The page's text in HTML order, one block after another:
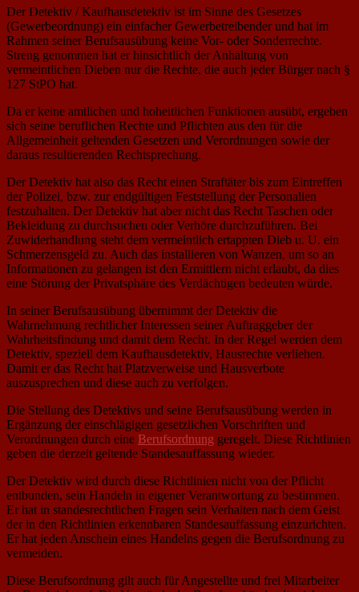
Der Detektiv / Kaufhausdetektiv ist im Sinne des Gesetzes
(Gewerbeordnung) ein einfacher Gewerbetreibender und hat im
Rahmen seiner Berufsausübung keine Vor- oder Sonderrechte.
Streng genommen hat er hinsichtlich der Anhaltung von
vermeintlichen Dieben nur die Rechte, die auch jeder Bürger nach §
127 StPO hat.
Da er keine amtlichen und hoheitlichen Funktionen ausübt, ergeben
sich seine beruflichen Rechte und Pflichten aus den für die
Allgemeinheit geltenden Gesetzen und Verordnungen sowie der
daraus resultierenden Rechtsprechung.
Der Detektiv hat also das Recht einen Straftäter bis zum Eintreffen
der Polizei, bzw. zur endgültigen Feststellung der Personalien
festzuhalten. Der Detektiv hat aber nicht das Recht Taschen oder
Bekleidung zu durchsuchen oder Verhöre durchzuführen. Bei
Zuwiderhandlung steht dem vermeintlich ertappten Dieb u. U. ein
Schmerzensgeld zu. Auch das installieren von Wanzen, um so an
Informationen zu gelangen ist den Ermittlern nicht erlaubt, da dies
eine Störung der Privatsphäre des Verdächtigen bedeuten würde.
In seiner Berufsausübung übernimmt der Detektiv die
Wahrnehmung rechtlicher Interessen seiner Auftraggeber der
Wahrheitsfindung und damit dem Recht. In der Regel werden dem
Detektiv, speziell dem Kaufhausdetektiv, Hausrechte verliehen.
Damit er das Recht hat Platzverweise und Hausverbote
auszusprechen und diese auch zu verfolgen.
Die Stellung des Detektivs und seine Berufsausübung werden in
Ergänzung der einschlägigen gesetzlichen Vorschriften und
Verordnungen durch eine Berufsordnung geregelt. Diese Richtlinien
geben die derzeit geltende Standesauffassung wieder.
Der Detektiv wird durch diese Richtlinien nicht von der Pflicht
entbunden, sein Handeln in eigener Verantwortung zu bestimmen.
Er hat in standesrechtlichen Fragen sein Verhalten nach dem Geist
der in den Richtlinien erkennbaren Standesauffassung einzurichten.
Er hat jeden Anschein eines Handelns gegen die Berufsordnung zu
vermeiden.
Diese Berufsordnung gilt auch für Angestellte und frei Mitarbeiter